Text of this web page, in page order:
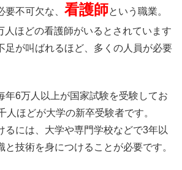
要不可欠な、 看護師という職業。
人ほどの看護師がいるとされています
足が叫ばれるほど、多くの人員が必要
年6万人以上が国家試験を受験してお
人ほどが大学の新卒受験者です。
るには、大学や専門学校などで3年以
と技術を身につけることが必要です。